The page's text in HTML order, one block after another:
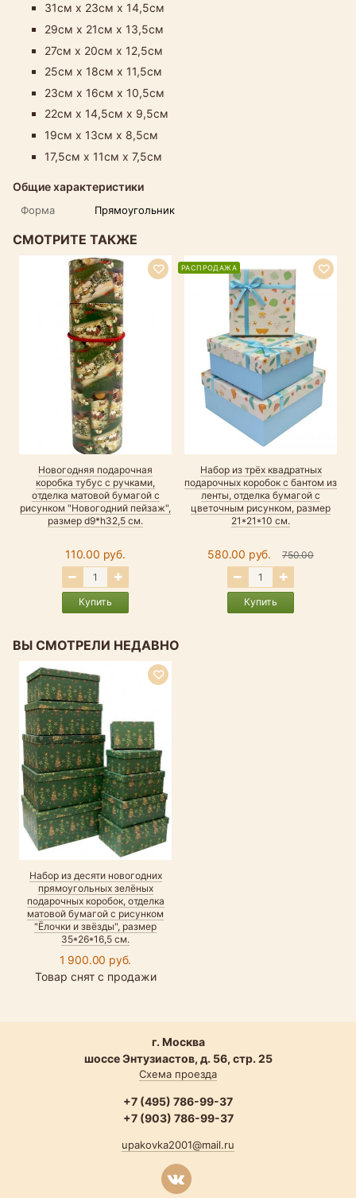
31см х 23см х 14,5см​
29см х 21см х 13,5см
27см х 20см х 12,5см
25см х 18см х 11,5см
23см х 16см х 10,5см
22см х 14,5см х 9,5см
19см х 13см х 8,5см
17,5см х 11см х 7,5см
Общие характеристики
Форма Прямоугольник
СМОТРИТЕ ТАКЖЕ
Новогодняя подарочная
коробка тубус с ручками,
отделка матовой бумагой с
рисунком "Новогодний пейзаж",
размер d9*h32,5 см.
110.00 руб.
Купить
Набор из трёх квадратных
подарочных коробок с бантом из
ленты, отделка бумагой с
цветочным рисунком, размер
21*21*10 см.
580.00 руб. 750.00
Купить
РАСПРОДАЖА
ВЫ СМОТРЕЛИ НЕДАВНО
Набор из десяти новогодних
прямоугольных зелёных
подарочных коробок, отделка
матовой бумагой с рисунком
"Ёлочки и звёзды", размер
35*26*16,5 см.
1 900.00 руб.
Товар снят с продажи
г. Москва
шоссе Энтузиастов, д. 56, стр. 25
Схема проезда
+7 (495) 786-99-37
+7 (903) 786-99-37
upakovka2001@mail.ru